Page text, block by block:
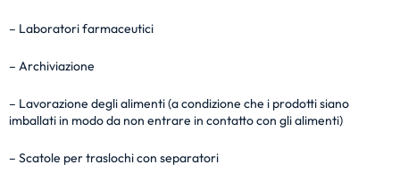
– Laboratori farmaceutici
– Archiviazione
– Lavorazione degli alimenti (a condizione che i prodotti siano
imballati in modo da non entrare in contatto con gli alimenti)
– Scatole per traslochi con separatori